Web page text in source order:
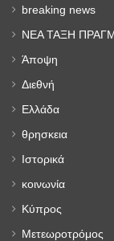
breaking news
NEA TAΞΗ
Άποψη
Διεθνή
Ελλάδα
θρησκεια
Ιστορικά
κοινωνία
Κύπρος
Μετεωροτρόμος